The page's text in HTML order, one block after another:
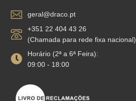
geral@draco.pt
+351 22 404 43 26
(Chamada para rede fixa nacional)
Horário (2ª a 6ª Feira):
09:00 - 18:00